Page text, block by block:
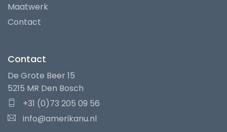
Maatwerk
Contact
Contact
De Grote Beer 15
5215 MR Den Bosch
+31 (0)73 205 09 56
info@amerikanu.nl